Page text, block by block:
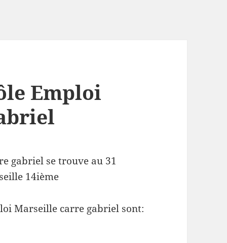
Emploi
gabriel se trouve au 31
14ième
Marseille carre gabriel sont: